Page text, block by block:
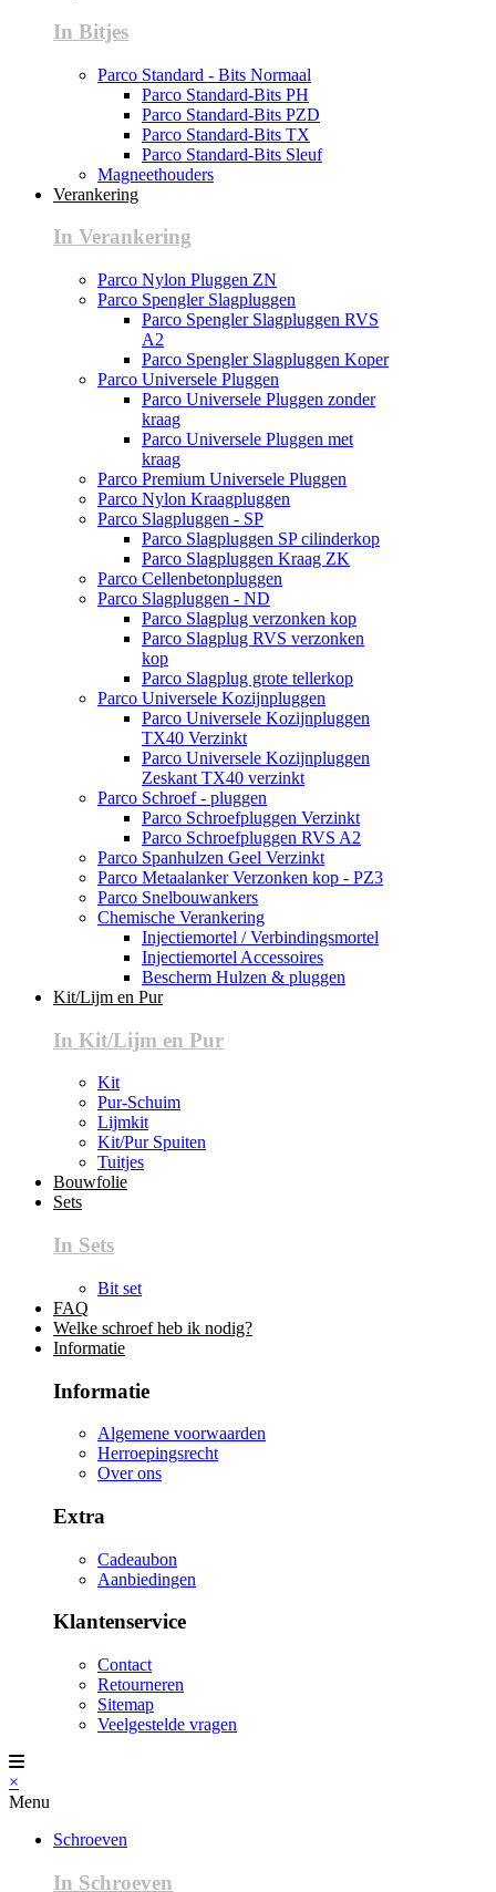
In Bitjes
Parco Standard - Bits Normaal
Parco Standard-Bits PH
Parco Standard-Bits PZD
Parco Standard-Bits TX
Parco Standard-Bits Sleuf
Magneethouders
Verankering
In Verankering
Parco Nylon Pluggen ZN
Parco Spengler Slagpluggen
Parco Spengler Slagpluggen RVS
A2
Parco Spengler Slagpluggen Koper
Parco Universele Pluggen
Parco Universele Pluggen zonder
kraag
Parco Universele Pluggen met
kraag
Parco Premium Universele Pluggen
Parco Nylon Kraagpluggen
Parco Slagpluggen - SP
Parco Slagpluggen SP cilinderkop
Parco Slagpluggen Kraag ZK
Parco Cellenbetonpluggen
Parco Slagpluggen - ND
Parco Slagplug verzonken kop
Parco Slagplug RVS verzonken
kop
Parco Slagplug grote tellerkop
Parco Universele Kozijnpluggen
Parco Universele Kozijnpluggen
TX40 Verzinkt
Parco Universele Kozijnpluggen
Zeskant TX40 verzinkt
Parco Schroef - pluggen
Parco Schroefpluggen Verzinkt
Parco Schroefpluggen RVS A2
Parco Spanhulzen Geel Verzinkt
Parco Metaalanker Verzonken kop - PZ3
Parco Snelbouwankers
Chemische Verankering
Injectiemortel / Verbindingsmortel
Injectiemortel Accessoires
Bescherm Hulzen & pluggen
Kit/Lijm en Pur
In Kit/Lijm en Pur
Kit
Pur-Schuim
Lijmkit
Kit/Pur Spuiten
Tuitjes
Bouwfolie
Sets
In Sets
Bit set
FAQ
Welke schroef heb ik nodig?
Informatie
Informatie
Algemene voorwaarden
Herroepingsrecht
Over ons
Extra
Cadeaubon
Aanbiedingen
Klantenservice
Contact
Retourneren
Sitemap
Veelgestelde vragen
×
Menu
Schroeven
In Schroeven